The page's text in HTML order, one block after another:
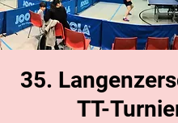
35.
TT-